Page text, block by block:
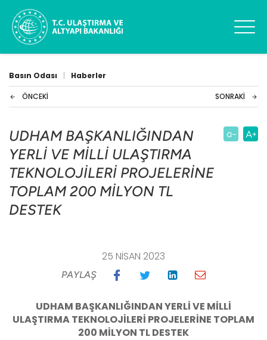
Basın Odası | Haberler
ÖNCEKI SONRAKI
UDHAM BAŞKANLIĞINDAN
YERLİ VE MİLLİ ULAŞTIRMA
TEKNOLOJİLERİ PROJELERİNE
TOPLAM 200 MİLYON TL
DESTEK
25 NISAN 2023
PAYLAŞ
UDHAM BAŞKANLIĞINDAN YERLİ VE MİLLİ
ULAŞTIRMA TEKNOLOJİLERİ PROJELERİNE TOPLAM
200 MİLYON TL DESTEK